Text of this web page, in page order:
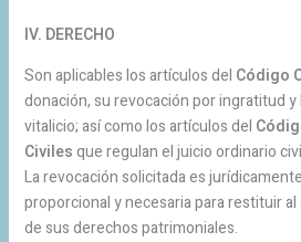
IV. DERECHO
Son aplicables los artículos del Código
donación, su revocación por ingratitud
vitalicio; así como los artículos del
Civilesque regulan el juicio ordinario
La revocación solicitada es
proporcional y necesaria para restituir
de sus derechos patrimoniales.